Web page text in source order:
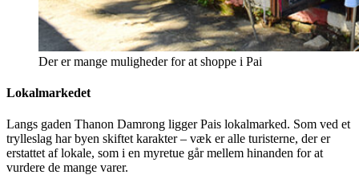
Der er mange muligheder for at shoppe i Pai
Lokalmarkedet
Langs gaden Thanon Damrong ligger Pais lokalmarked. Som ved et
trylleslag har byen skiftet karakter – væk er alle turisterne, der er
erstattet af lokale, som i en myretue går mellem hinanden for at
vurdere de mange varer.